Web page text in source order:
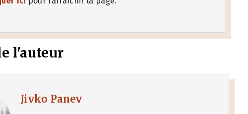
l'auteur
Jivko Panev